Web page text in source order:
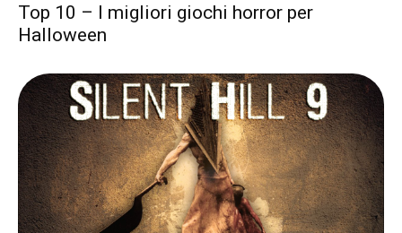
Top 10 – I migliori giochi horror per
Halloween